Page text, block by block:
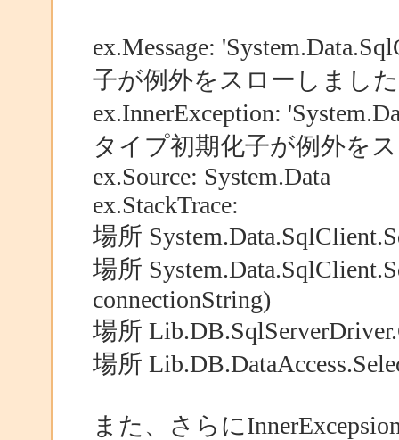
ex.Message:
子が例外をスローしまし
ex.InnerException:
タイプ初期化子が例外を
ex.Source: System.Data
ex.StackTrace:
場所
場所
connectionString)
場所
場所
また、さらに